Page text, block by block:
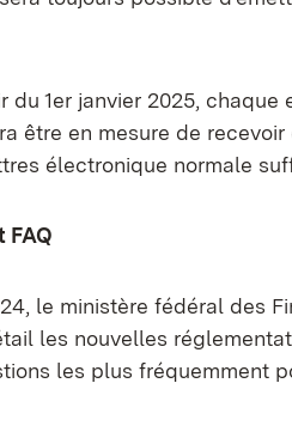
du 1er janvier 2025,
être en mesure de
électronique normale
FAQ
le ministère fédéral des
les nouvelles
les plus fréquemment